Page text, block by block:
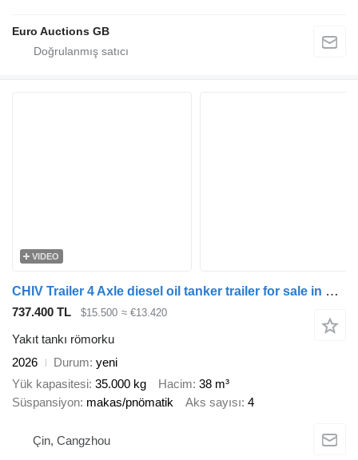
Euro Auctions GB
VIDEO
CHIV Trailer 4 Axle diesel oil tanker trailer for sale in Kazakhstan
737.400 TL $15.500 ≈ €13.420
Yakıt tankı römorku
2026
Durum yeni
Yük kapasitesi 35.000 kg Hacim 38 m³
Süspansiyon makas/pnömatik Aks sayısı 4
Çin, Cangzhou